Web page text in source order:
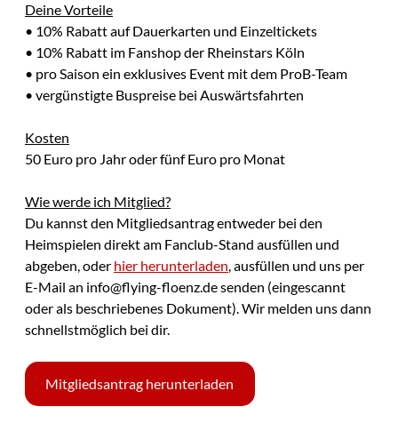
Deine Vorteile
• 10% Rabatt auf Dauerkarten und Einzeltickets
• 10% Rabatt im Fanshop der Rheinstars Köln
• pro Saison ein exklusives Event mit dem ProB-Team
• vergünstigte Buspreise bei Auswärtsfahrten
Kosten
50 Euro pro Jahr oder fünf Euro pro Monat
Wie werde ich Mitglied?
Du kannst den Mitgliedsantrag entweder bei den
Heimspielen direkt am Fanclub-Stand ausfüllen und
abgeben, oder hier herunterladen, ausfüllen und uns per
E-Mail an info@flying-floenz.de senden (eingescannt
oder als beschriebenes Dokument). Wir melden uns dann
schnellstmöglich bei dir.
Mitgliedsantrag herunterladen